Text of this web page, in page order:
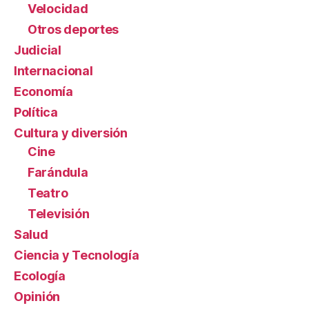
Velocidad
Otros deportes
Judicial
Internacional
Economía
Política
Cultura y diversión
Cine
Farándula
Teatro
Televisión
Salud
Ciencia y Tecnología
Ecología
Opinión